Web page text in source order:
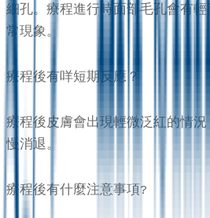
細孔。療程進行時面部毛孔會有
常現象。
療程後有咩短期反應？
療程後皮膚會出現輕微泛紅的情
慢消退。
療程後有什麼注意事項?